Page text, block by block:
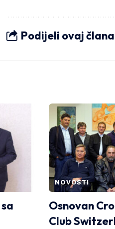
Podijeli ovaj
NOVOSTI
Osnovan
Club